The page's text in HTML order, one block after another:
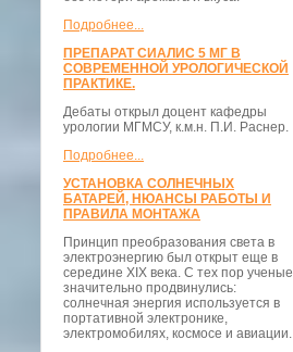
Подробнее...
ПРЕПАРАТ СИАЛИС 5 МГ В
СОВРЕМЕННОЙ УРОЛОГИЧЕСКОЙ
ПРАКТИКЕ.
Дебаты открыл доцент кафедры
урологии МГМСУ, к.м.н. П.И. Раснер.
Подробнее...
УСТАНОВКА СОЛНЕЧНЫХ
БАТАРЕЙ, НЮАНСЫ РАБОТЫ И
ПРАВИЛА МОНТАЖА
Принцип преобразования света в
электроэнергию был открыт еще в
середине XIX века. С тех пор ученые
значительно продвинулись:
солнечная энергия используется в
портативной электронике,
электромобилях, космосе и авиации.